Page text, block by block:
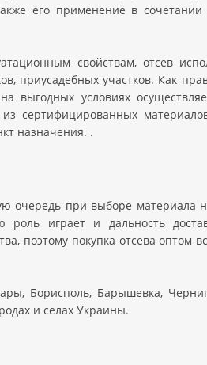
его применение в
свойствам, отсев
приусадебных участков. Как
выгодных условиях
сертифицированных
назначения. .
очередь при выборе материала
играет и дальность
поэтому покупка отсева оптом
Борисполь, Барышевка,
и селах Украины.